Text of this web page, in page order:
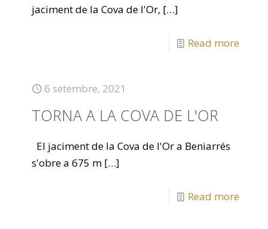
jaciment de la Cova de l'Or, […]
Read more
6 setembre, 2021
TORNA A LA COVA DE L'OR
El jaciment de la Cova de l'Or a Beniarrés
s'obre a 675 m […]
Read more